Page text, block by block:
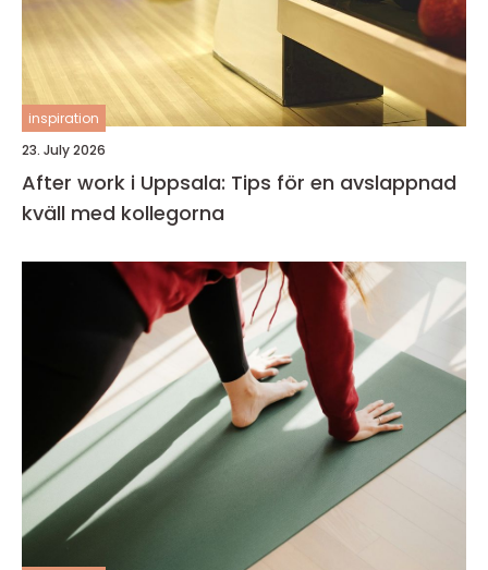
inspiration
23. July 2026
After work i Uppsala: Tips för en avslappnad
kväll med kollegorna